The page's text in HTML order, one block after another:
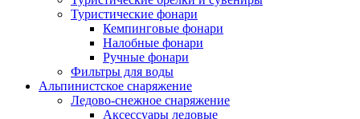
Туристические фонари
Кемпинговые фонари
Налобные фонари
Ручные фонари
Фильтры для воды
Альпинистское снаряжение
Ледово-снежное снаряжение
Аксессуары ледовые